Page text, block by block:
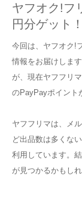
ヤフオク!フ
円分ゲット
今回は、ヤフオク!
情報をお届けしま
が、現在ヤフフリ
のPayPayポイント
ヤフフリマは、メ
ど出品数は多くな
利用しています。
が見つかるかもしれ